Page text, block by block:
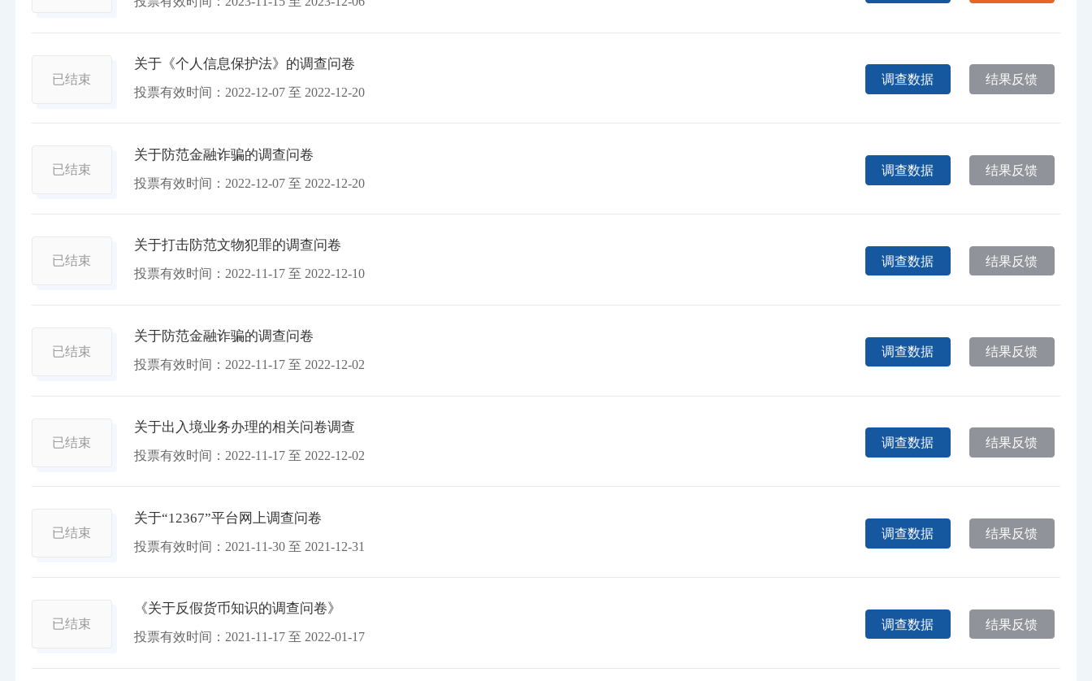
已结束
关于《个人信息保护法》的调查问卷
投票有效时间： 2022-12-07至 2022-12-20
调查数据 结果反馈
已结束
关于防范金融诈骗的调查问卷
投票有效时间： 2022-12-07至 2022-12-20
调查数据 结果反馈
已结束
关于打击防范文物犯罪的调查问卷
投票有效时间： 2022-11-17至 2022-12-10
调查数据 结果反馈
已结束
关于防范金融诈骗的调查问卷
投票有效时间： 2022-11-17至 2022-12-02
调查数据 结果反馈
已结束
关于出入境业务办理的相关问卷调查
投票有效时间： 2022-11-17至 2022-12-02
调查数据 结果反馈
已结束
关于“12367”平台网上调查问卷
投票有效时间： 2021-11-30至 2021-12-31
调查数据 结果反馈
已结束
《关于反假货币知识的调查问卷》
投票有效时间： 2021-11-17至 2022-01-17
调查数据 结果反馈